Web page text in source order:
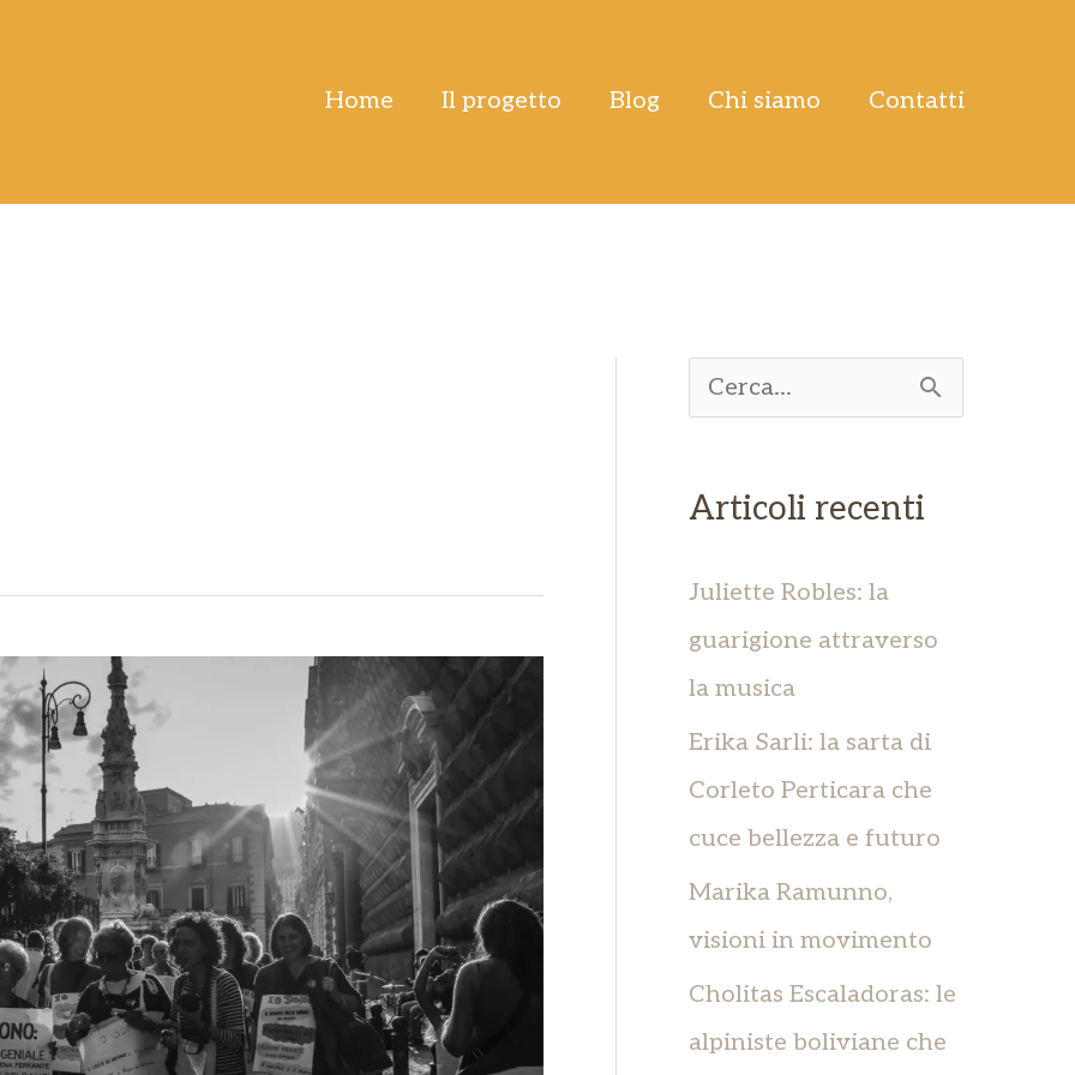
Home Il progetto Blog Chi siamo Contatti
a
:
Articoli recenti
Juliette Robles: la
guarigione attraverso
la musica
Erika Sarli: la sarta di
Corleto Perticara che
cuce bellezza e futuro
Marika Ramunno,
visioni in movimento
Cholitas Escaladoras: le
alpiniste boliviane che